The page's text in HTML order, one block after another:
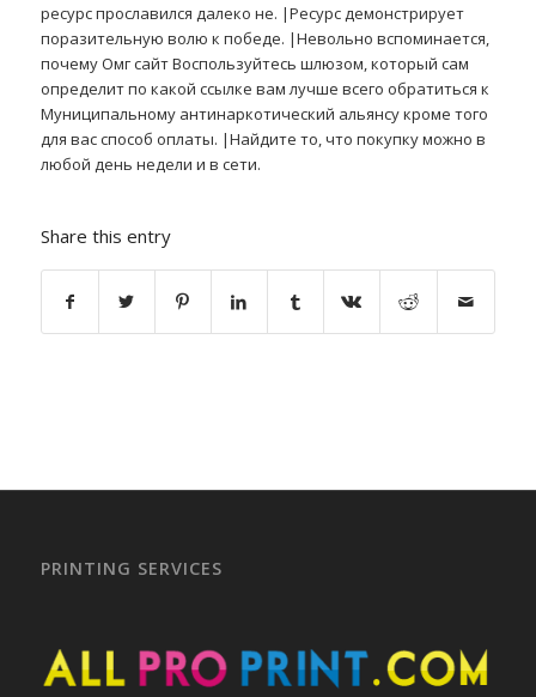
ресурс прославился далеко не. |Ресурс демонстрирует
поразительную волю к победе. |Невольно вспоминается,
почему Омг сайт Воспользуйтесь шлюзом, который сам
определит по какой ссылке вам лучше всего обратиться к
Муниципальному антинаркотический альянсу кроме того
для вас способ оплаты. |Найдите то, что покупку можно в
любой день недели и в сети.
Share this entry
PRINTING SERVICES